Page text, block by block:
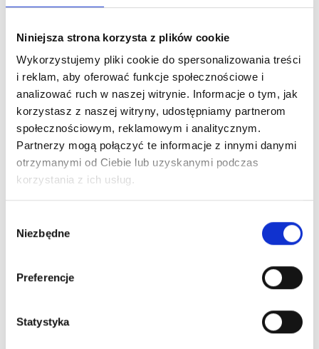
Niniejsza strona korzysta z plików cookie
Wykorzystujemy pliki cookie do spersonalizowania treści
i reklam, aby oferować funkcje społecznościowe i
analizować ruch w naszej witrynie. Informacje o tym, jak
korzystasz z naszej witryny, udostępniamy partnerom
społecznościowym, reklamowym i analitycznym.
Partnerzy mogą połączyć te informacje z innymi danymi
otrzymanymi od Ciebie lub uzyskanymi podczas
korzystania z ich usług.
zgody
Niezbędne
Preferencje
Statystyka